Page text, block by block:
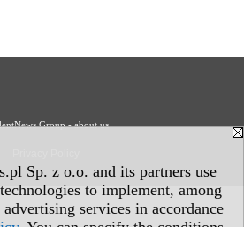
Sp. z o.o. and its partners use
to implement, among
services in accordance
Group - about us